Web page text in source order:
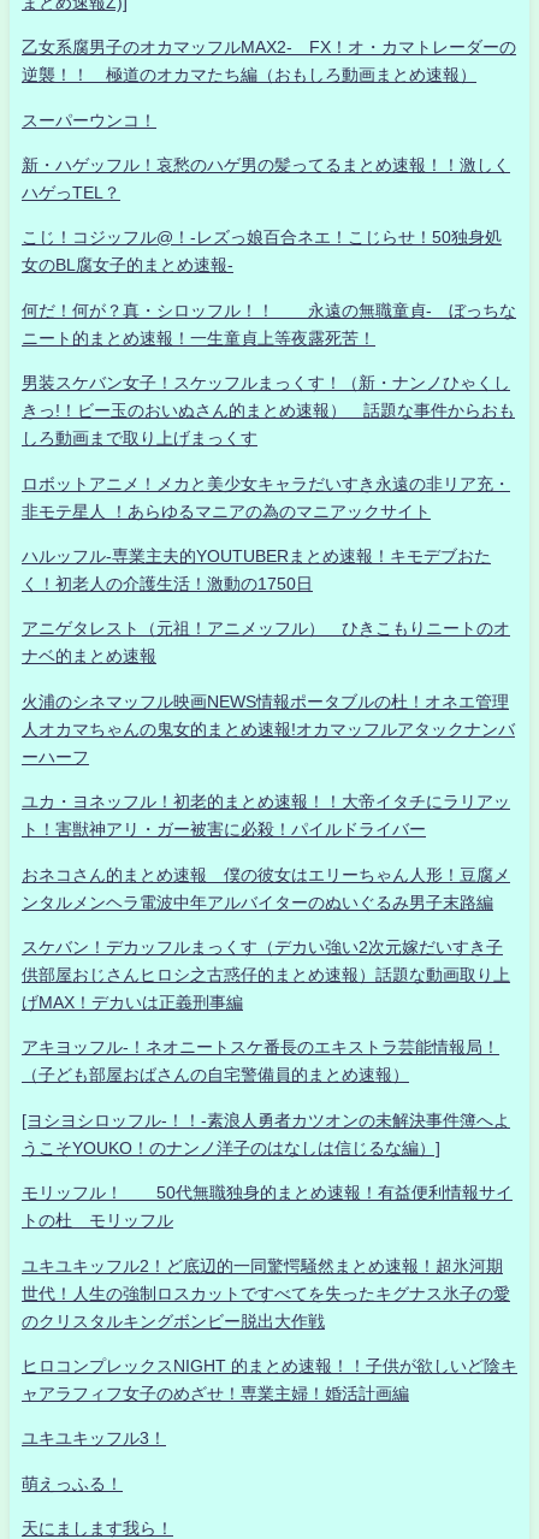
乙女系腐男子のオカマッフルMAX2- FX！オ・カマトレーダーの
逆襲！！ 極道のオカマたち編（おもしろ動画まとめ速報）
スーパーウンコ！
新・ハゲッフル！哀愁のハゲ男の髪ってるまとめ速報！！激しく
ハゲっTEL？
こじ！コジッフル@！-レズっ娘百合ネエ！こじらせ！50独身処
女のBL腐女子的まとめ速報-
何だ！何が？真・シロッフル！！ 永遠の無職童貞- ぼっちな
ニート的まとめ速報！一生童貞上等夜露死苦！
男装スケバン女子！スケッフルまっくす！（新・ナンノひゃくし
きっ!！ビー玉のおいぬさん的まとめ速報） 話題な事件からおも
しろ動画まで取り上げまっくす
ロボットアニメ！メカと美少女キャラだいすき永遠の非リア充・
非モテ星人 ！あらゆるマニアの為のマニアックサイト
ハルッフル-専業主夫的YOUTUBERまとめ速報！キモデブおた
く！初老人の介護生活！激動の1750日
アニゲタレスト（元祖！アニメッフル） ひきこもりニートのオ
ナベ的まとめ速報
火浦のシネマッフル映画NEWS情報ポータブルの杜！オネエ管理
人オカマちゃんの鬼女的まとめ速報!オカマッフルアタックナンバ
ーハーフ
ユカ・ヨネッフル！初老的まとめ速報！！大帝イタチにラリアッ
ト！害獣神アリ・ガー被害に必殺！パイルドライバー
おネコさん的まとめ速報 僕の彼女はエリーちゃん人形！豆腐メ
ンタルメンヘラ電波中年アルバイターのぬいぐるみ男子末路編
スケバン！デカッフルまっくす（デカい強い2次元嫁だいすき子
供部屋おじさんヒロシ之古惑仔的まとめ速報）話題な動画取り上
げMAX！デカいは正義刑事編
アキヨッフル-！ネオニートスケ番長のエキストラ芸能情報局！
（子ども部屋おばさんの自宅警備員的まとめ速報）
[ヨシヨシロッフル-！！-素浪人勇者カツオンの未解決事件簿へよ
うこそYOUKO！のナンノ洋子のはなしは信じるな編）]
モリッフル！ 50代無職独身的まとめ速報！有益便利情報サイ
トの杜 モリッフル
ユキユキッフル2！ど底辺的一同驚愕騒然まとめ速報！超氷河期
世代！人生の強制ロスカットですべてを失ったキグナス氷子の愛
のクリスタルキングボンビー脱出大作戦
ヒロコンプレックスNIGHT 的まとめ速報！！子供が欲しいど陰キ
ャアラフィフ女子のめざせ！専業主婦！婚活計画編
ユキユキッフル3！
萌えっふる！
天にまします我ら！